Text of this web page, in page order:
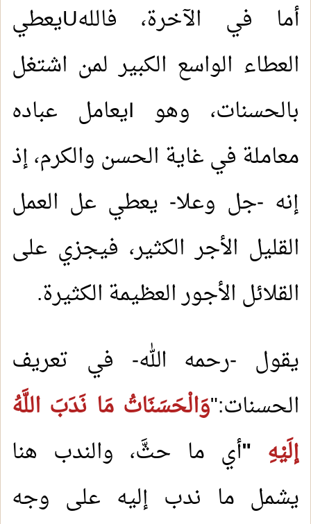
أما في الآخرة، فاللهUيعطي
العطاء الواسع الكبير لمن اشتغل
بالحسنات، وهو Iيعامل عباده
معاملة في غاية الحسن والكرم، إذ
إنه -جل وعلا- يعطي عل العمل
القليل الأجر الكثير، فيجزي على
القلائل الأجور العظيمة الكثيرة.
يقول -رحمه الله- في تعريف
الحسنات:"وَالْحَسَنَاتُ مَا نَدَبَ اللَّهُ
إلَيْهِ "أي ما حثَّ، والندب هنا
يشمل ما ندب إليه على وجه